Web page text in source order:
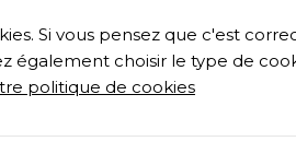
Français Débloquez
d’énergie, de lumière et
dans un programme de
Si vous pensez que c'est
également choisir le type de
politique de cookies